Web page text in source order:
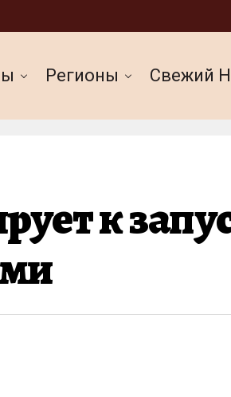
Регионы Cвежий
к